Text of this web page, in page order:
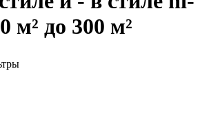
м² до 300 м²